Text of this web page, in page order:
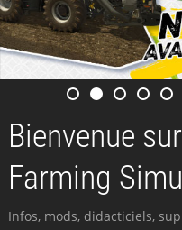
Bienvenue
Farming
Infos, mods, didacticiels,